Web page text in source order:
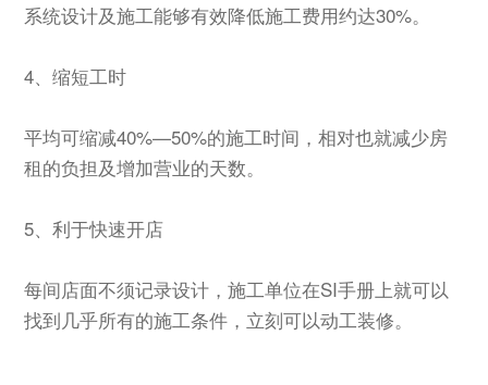
系统设计及施工能够有效降低施工费用约达30%。
4、缩短工时
平均可缩减40%—50%的施工时间，相对也就减少房
租的负担及增加营业的天数。
5、利于快速开店
每间店面不须记录设计，施工单位在SI手册上就可以
找到几乎所有的施工条件，立刻可以动工装修。